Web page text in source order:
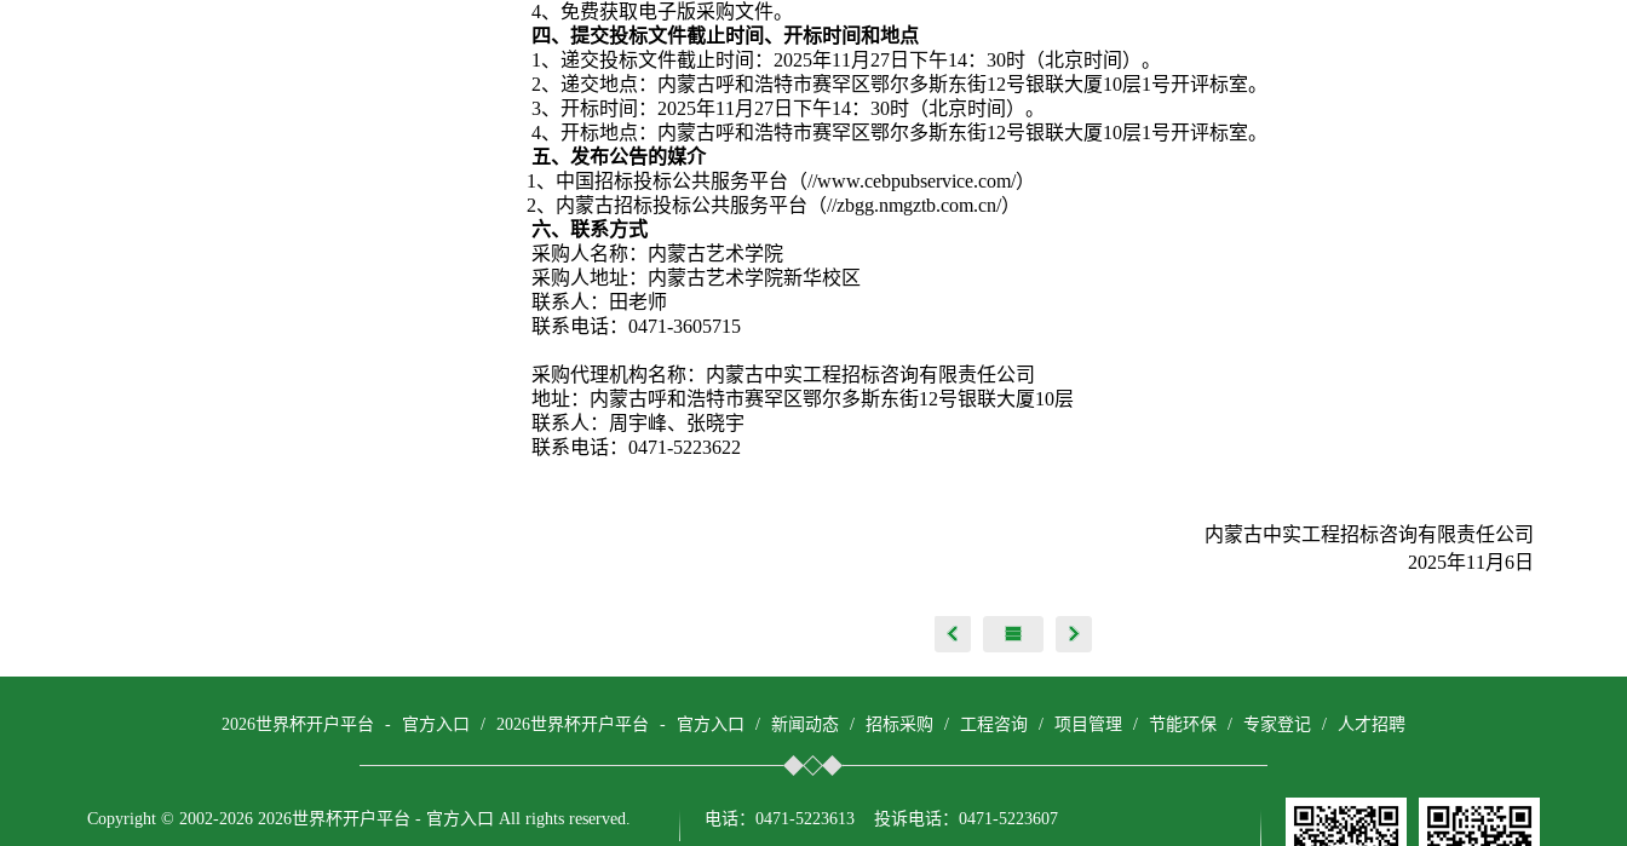
4、免费获取电子版采购文件。
四、提交投标文件截止时间、开标时间和地点
1、递交投标文件截止时间： 2025年11 月 27 日 下午14：30时（北京时间）。
2、递交地点：内蒙古呼和浩特市赛罕区鄂尔多斯东街12号银联大厦10层1 号开评标室。
3、 开标时间： 2025年11 月 27 日 下午14：30时（北京时间）。
4、 开标地点：内蒙古呼和浩特市赛罕区鄂尔多斯东街12号银联大厦10层1 号开评标室。
五、发布公告的媒介
1、中国招标投标公共服务平台（//www.cebpubservice.com/）
2、内蒙古招标投标公共服务平台（//zbgg.nmgztb.com.cn/）
六、联系方式
采购人名称：内蒙古艺术学院
采购人地址：内蒙古艺术学院新华校区
联系人：田老师
联系电话：0471-3605715
采购代理机构名称：内蒙古中实工程招标咨询有限责任公司
地址：内蒙古呼和浩特市赛罕区鄂尔多斯东街12号银联大厦10层
联系人：周宇峰、张晓宇
联系电话：0471-5223622
内蒙古中实工程招标咨询有限责任公司
2025年11月6日
2026世界杯开户平台 - 官方入口 / 2026世界杯开户平台 - 官方入口 / 新闻动态 / 招标采购 / 工程咨询 / 项目管理 / 节能环保 / 专家登记 / 人才招聘
Copyright © 2002-2026 2026世界杯开户平台 - 官方入口 All rights reserved. 电话：0471-5223613 投诉电话：0471-5223607